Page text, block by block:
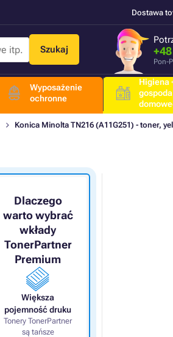
Dostawa
Szukaj
Pon-
Wyposażenie
ochronne
Higiena
Konica Minolta TN216 (A11G251) - toner,
Dlaczego
warto wybrać
wkłady
TonerPartner
Premium
Większa
pojemność druku
Tonery TonerPartner
są tańsze